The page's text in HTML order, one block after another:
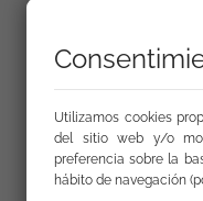
colectivo “esta
asegura que la
margen,
Derechos
Centroamérica.
conocemos ‘la
Utilizamos cookies
del sitio web y/o
preferencia sobre la
hábito de navegación